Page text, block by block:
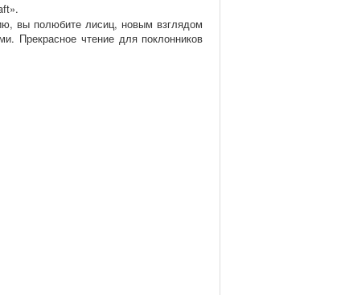
вы полюбите лисиц, новым взглядом
Прекрасное чтение для поклонников